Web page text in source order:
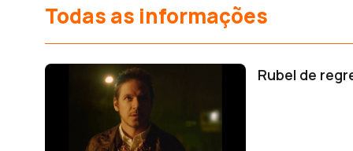
Todas as informações
Rubel de